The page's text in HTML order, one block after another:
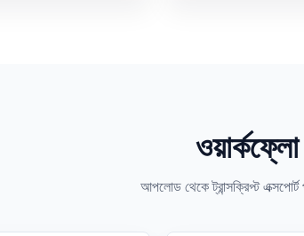
আপলোড থেকে ট্রান্সক্রিপ্ট